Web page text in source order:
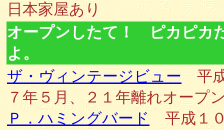
日本家屋あり
オープンしたて！ ピカピカ
よ。
ザ・ヴィンテージビュー平
７年５月、２１年離れオープ
Ｐ．ハミングバード
平成１